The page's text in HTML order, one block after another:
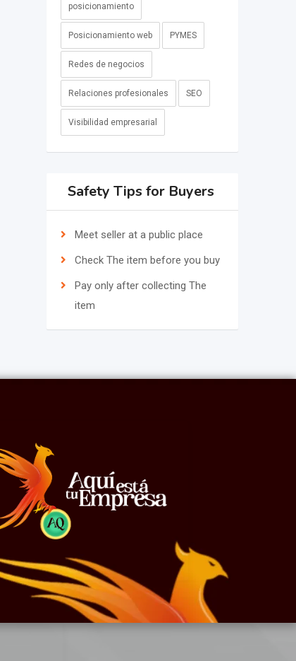
posicionamiento
Posicionamiento web PYMES
Redes de negocios
Relaciones profesionales SEO
Visibilidad empresarial
Safety Tips for Buyers
Meet seller at a public place
Check The item before you buy
Pay only after collecting The
item